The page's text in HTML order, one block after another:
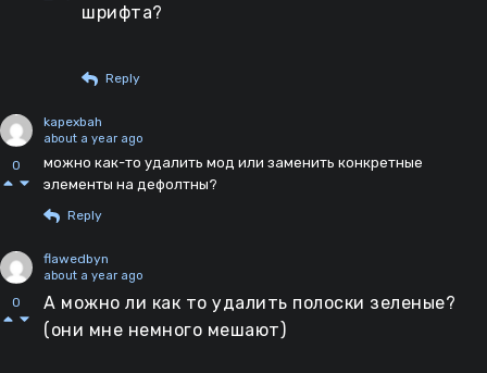
шрифта?
Reply
0
kapexbah
about a year ago
можно как-то удалить мод или заменить конкретные
элементы на дефолтны?
Reply
0
flawedbyn
about a year ago
А можно ли как то удалить полоски зеленые?
(они мне немного мешают)